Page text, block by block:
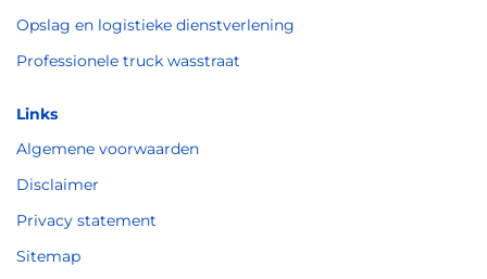
Opslag en logistieke dienstverlening
Professionele truck wasstraat
Links
Algemene voorwaarden
Disclaimer
Privacy statement
Sitemap